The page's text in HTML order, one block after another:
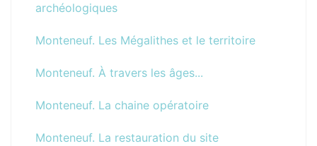
archéologiques
Monteneuf. Les Mégalithes et le territoire
Monteneuf. À travers les âges...
Monteneuf. La chaine opératoire
Monteneuf. La restauration du site